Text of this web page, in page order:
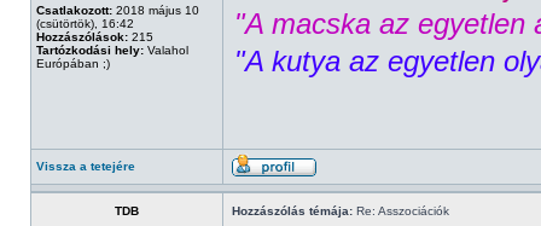
Csatlakozott: 2018 május 10
(csütörtök), 16:42
Hozzászólások: 215
Tartózkodási hely: Valahol
Európában ;)
"A macska az egyetlen
"A kutya az egyetlen
Vissza a tetejére
TDB Hozzászólás témája: Re: Asszociációk